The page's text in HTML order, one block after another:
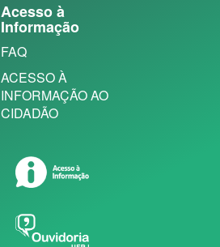
Acesso à
Informação
FAQ
ACESSO À
INFORMAÇÃO AO
CIDADÃO